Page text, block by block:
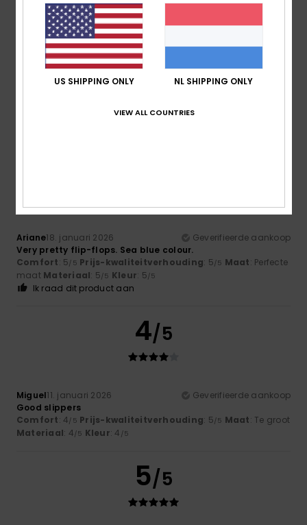
Client anonyme
28. januari
2026
aankoop
Their red colour makes them very trendy, and they are also
: 5/5
Ariane18. januari 2026
Geverifieerde aankoop
Very pretty flip-flops. Sea blue colour.
Comfort: 5/5 Prijs-kwaliteitverhouding: 5/5 Maat: Perfecte
maat Materiaal: 5/5 Kleur: 5/5
Ik raad dit product aan
4/5
Miguel11. januari 2026
Geverifieerde aankoop
Good slippers
Comfort: 4/5 Prijs-kwaliteitverhouding: 5/5 Maat: Te groot
Materiaal: 4/5 Kleur: 4 /5
5/5
US SHIPPING ONLY NL SHIPPING ONLY
VIEW ALL COUNTRIES